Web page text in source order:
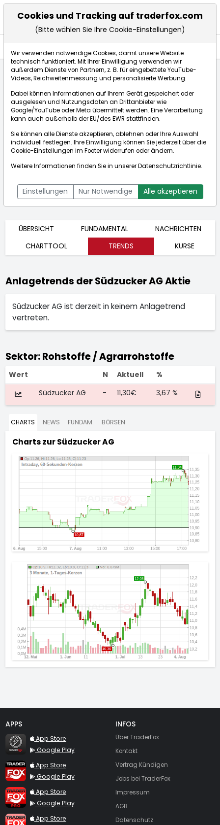
Börse:
DE0007297004]
Aktienkurse
Bid:0,000€Ask:0,000€
ÜBERSICHT FUNDAMENTAL
NACHRICHTEN
CHARTTOOL
TRENDS KURSE
Anlagetrends der Südzucker AG Aktie
Südzucker AG ist derzeit in keinem Anlagetrend
vertreten.
Sektor: Rohstoffe / Agrarrohstoffe
Wert N Aktuell
%
Südzucker AG
- 11,30€ 3,67 %
CHARTS NEWS FUNDAM. BÖRSEN
Charts zurSüdzucker AG
APPS
TraderFox Flash
App Store
Google Play
TraderFox App
App Store
Google Play
TraderFox Pro
App Store
Google Play
TraderFox dpa-AFX ProFeed
App Store
INFOS
Über TraderFox
Kontakt
Vertrag Kündigen
Jobs bei TraderFox
Impressum
AGB
Datenschutz
Cookies und Tracking auf traderfox.com
(Bitte wählen Sie Ihre Cookie-Einstellungen)
Wir verwenden notwendige Cookies, damit unsere Website
technisch funktioniert. Mit Ihrer Einwilligung verwenden wir
außerdem Dienste von Partnern, z. B. für eingebettete YouTube-
Videos, Reichweitenmessung und personalisierte Werbung.
Dabei können Informationen auf Ihrem Gerät gespeichert oder
ausgelesen und Nutzungsdaten an Drittanbieter wie
Google/YouTube oder Meta übermittelt werden. Eine Verarbeitung
kann auch außerhalb der EU/des EWR stattfinden.
Sie können alle Dienste akzeptieren, ablehnen oder Ihre Auswahl
individuell festlegen. Ihre Einwilligung können Sie jederzeit über die
Cookie-Einstellungen im Footer widerrufen oder ändern.
Weitere Informationen finden Sie in unsererDatenschutzrichtlinie.
Einstellungen Nur Notwendige Alle akzeptieren